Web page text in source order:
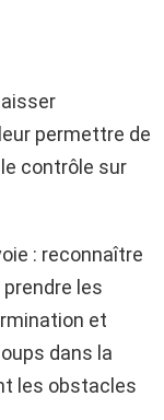
permettre de
contrôle sur
: reconnaître
les
et
dans la
les obstacles